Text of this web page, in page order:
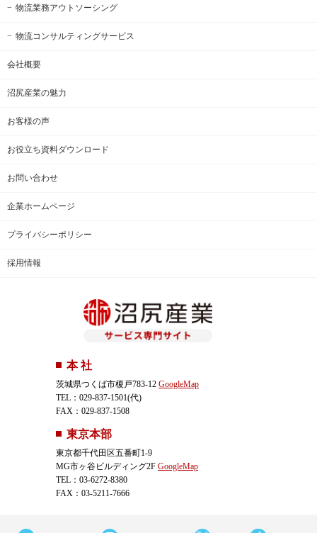
物流業務アウトソーシング
物流コンサルティングサービス
会社概要
沼尻産業の魅力
お客様の声
お役立ち資料ダウンロード
お問い合わせ
企業ホームページ
プライバシーポリシー
採用情報
本 社
茨城県つくば市榎戸783-12 GoogleMap
TEL：029-837-1501(代)
FAX：029-837-1508
東京本部
東京都千代田区五番町1-9
MG市ヶ谷ビルディング2F GoogleMap
TEL：03-6272-8380
FAX：03-5211-7666